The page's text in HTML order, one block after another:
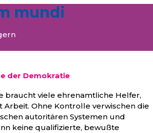
mundi
der Demokratie
braucht viele ehrenamtliche Helfer,
Arbeit. Ohne Kontrolle verwischen die
autoritären Systemen und
keine qualifizierte, bewußte